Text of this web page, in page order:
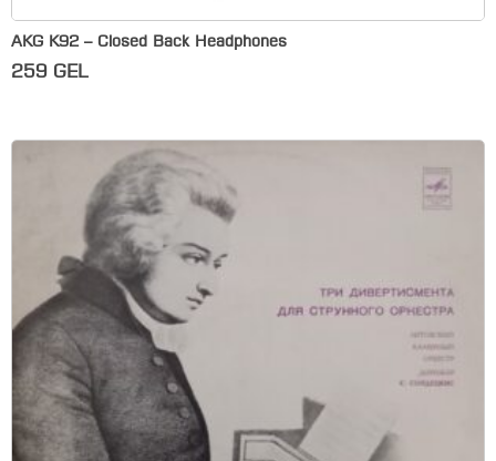
AKG K92 – Closed Back Headphones
259 GEL